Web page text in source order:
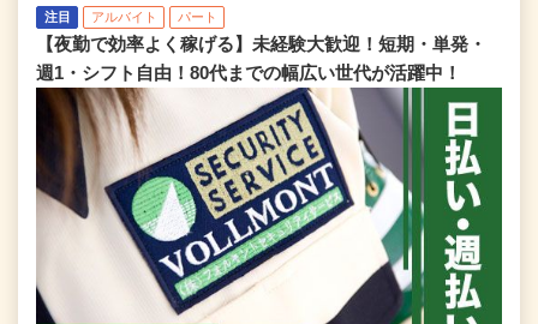
注目 アルバイト パート
【夜勤で効率よく稼げる】未経験大歓迎！短期・単発・
週1・シフト自由！80代までの幅広い世代が活躍中！